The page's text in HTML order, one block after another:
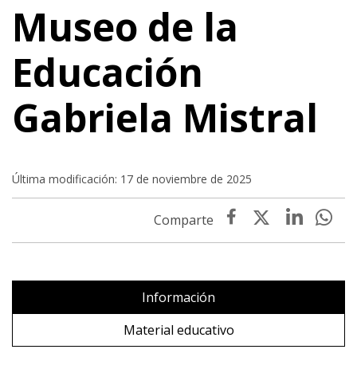
Museo de la
Educación
Gabriela Mistral
Última modificación: 17 de noviembre de 2025
Información
Material educativo